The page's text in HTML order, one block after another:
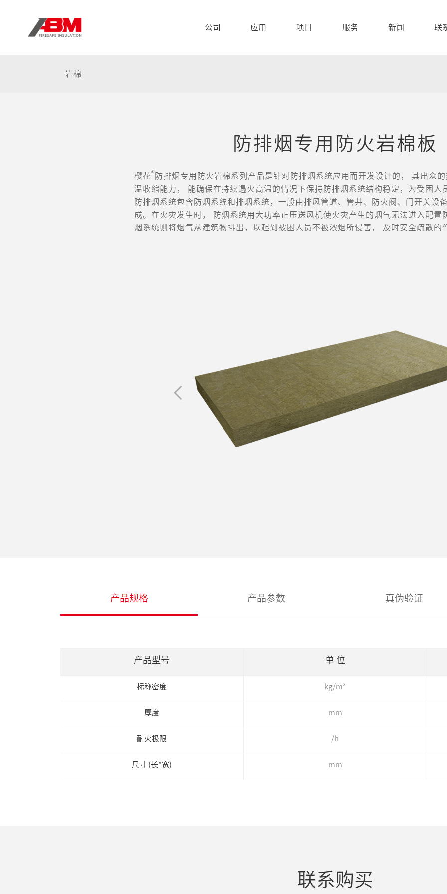
公司 应用 项目 服务 新闻 联
岩棉
防排烟专用防火岩棉板
樱花® 防排烟专用防火岩棉系列产品是针对防排烟系统应用而开发设计的， 其出众
温收缩能力， 能确保在持续遇火高温的情况下保持防排烟系统结构稳定，为受困人
防排烟系统包含防烟系统和排烟系统，一般由排风管道、管井、防火阀、门开关设
成。在火灾发生时， 防烟系统用大功率正压送风机使火灾产生的烟气无法进入配置
烟系统则将烟气从建筑物排出，以起到被困人员不被浓烟所侵害， 及时安全疏散的
产品规格 产品参数 真伪验证
产品型号 单 位
标称密度 kg/m³
厚度 mm
耐火极限 /h
尺寸 (长*宽) mm
联系购买